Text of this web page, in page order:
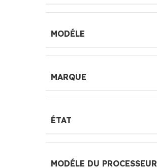
MODÉLE
MARQUE
ÉTAT
MODÉLE DU PROCESSEUR